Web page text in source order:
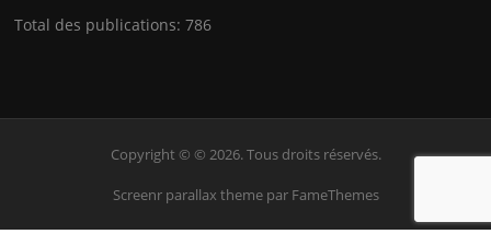
Total des publications:786
Copyright © © 2026. Tous droits réservés.
Screenr parallax themepar FameThemes